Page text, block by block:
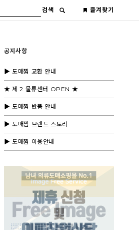
검색 즐겨찾기
공지사항
▶ 도매찜 교환 안내
★ 제 2 물류센터 OPEN ★
▶ 도매찜 반품 안내
▶ 도매찜 브랜드 스토리
▶ 도매찜 이용안내
원 (부가세별도)
제휴사